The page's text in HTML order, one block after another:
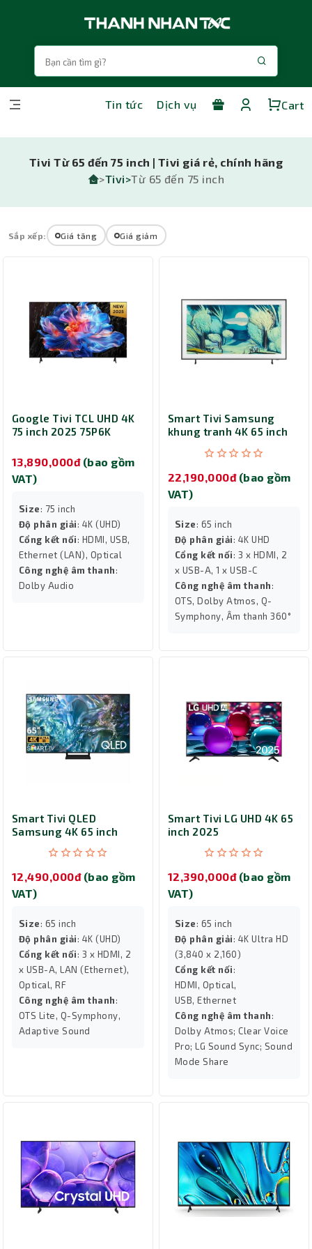
Tin tức Dịch vụ Cart
Tivi Từ 65 đến 75 inch | Tivi giá rẻ, chính hãng
>Tivi>Từ 65 đến 75 inch
Sắp xếp: Giá tăng Giá giảm
Google Tivi TCL UHD 4K
75 inch 2025 75P6K
13,890,000đ (bao gồm
VAT)
Size: 75 inch
Độ phân giải: 4K (UHD)
Cổng kết nối: HDMI, USB,
Ethernet (LAN), Optical
Công nghệ âm thanh:
Dolby Audio
Smart Tivi Samsung
khung tranh 4K 65 inch
22,190,000đ (bao gồm
VAT)
Size: 65 inch
Độ phân giải: 4K UHD
Cổng kết nối: 3 x HDMI, 2
x USB-A, 1 x USB-C
Công nghệ âm thanh:
OTS, Dolby Atmos, Q-
Symphony, Âm thanh 360°
Smart Tivi QLED
Samsung 4K 65 inch
12,490,000đ (bao gồm
VAT)
Size: 65 inch
Độ phân giải: 4K (UHD)
Cổng kết nối: 3 x HDMI, 2
x USB-A, LAN (Ethernet),
Optical, RF
Công nghệ âm thanh:
OTS Lite, Q-Symphony,
Adaptive Sound
Smart Tivi LG UHD 4K 65
inch 2025
12,390,000đ (bao gồm
VAT)
Size: 65 inch
Độ phân giải: 4K Ultra HD
(3,840 x 2,160)
Cổng kết nối:
HDMI, Optical,
USB, Ethernet
Công nghệ âm thanh:
Dolby Atmos; Clear Voice
Pro; LG Sound Sync; Sound
Mode Share